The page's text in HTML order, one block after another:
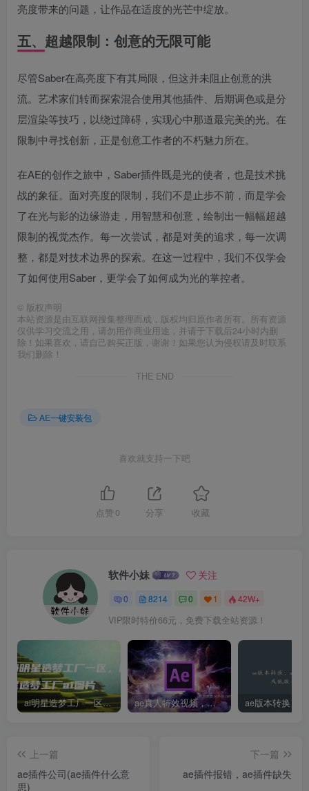
亮度带来的问题，让作品在适度的光芒中绽放。
五、超越限制：创意的无限可能
尽管Saber在高亮度下有其局限，但这并未阻止创意的洪
流。艺术家们转而探索混合使用其他插件、后期调色或是分
层渲染等技巧，以绕过障碍，实现心中那道最完美的光。在
限制中寻找创新，正是创意工作者的不朽魅力所在。
在AE的创作之旅中，Saber插件既是光的使者，也是技术挑
战的象征。面对亮度的限制，我们不是止步不前，而是学会
了在光与影的边缘游走，用智慧和创意，绘制出一幅幅超越
限制的视觉杰作。每一次尝试，都是对美的追求，每一次调
整，都是对技术边界的探索。在这一过程中，我们不仅学会
了如何使用Saber，更学会了如何成为光的掌控者。
© 版权声明
本站资源是由互联网搜集整理而成，版权均归原作者所有。所有资源
仅供学习交流之用，请勿用作商业用途，并请于下载后24小时内删
除！如果喜欢，请自己购买正版，谢谢！如果您认为侵权请及时联系
我们删除！
THE END
AE一键安装包
喜欢就支持一下吧
点赞 0 分享 收藏
软件小妹 关注
0 8214 0 1 42W+
VIP限时特价66元，免费下载全站资源！
ai明星造梦工厂一区，明星造梦工厂ai图片 ae真人特效视频，大学生第一次做ppt怎么做
上一篇
ae插件公司(ae插件什么意
思)
下一篇
ae插件报错，ae插件缺失